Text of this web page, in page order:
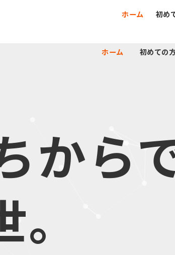
ホーム 初めての
ホーム 初め
らで